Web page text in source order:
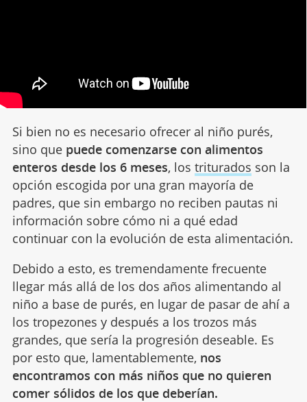
Si bien no es necesario ofrecer al niño purés,
sino que puede comenzarse con alimentos
enteros desde los 6 meses, los triturados son la
opción escogida por una gran mayoría de
padres, que sin embargo no reciben pautas ni
información sobre cómo ni a qué edad
continuar con la evolución de esta alimentación.
Debido a esto, es tremendamente frecuente
llegar más allá de los dos años alimentando al
niño a base de purés, en lugar de pasar de ahí a
los tropezones y después a los trozos más
grandes, que sería la progresión deseable. Es
por esto que, lamentablemente, nos
encontramos con más niños que no quieren
comer sólidos de los que deberían.